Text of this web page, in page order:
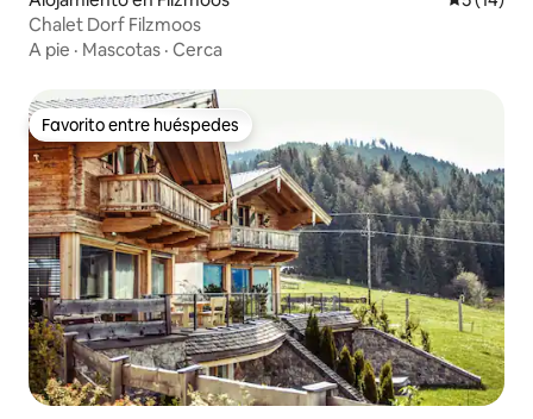
Chalet Dorf Filzmoos
A pie · Mascotas · Cerca
Favorito entre huéspedes
Favorito entre huéspedes